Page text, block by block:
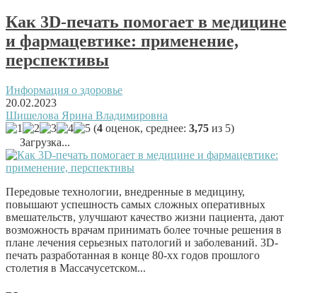
Как 3D-печать помогает в медицине
и фармацевтике: применение,
перспективы
Информация о здоровье
20.02.2023
Шишелова Ярина Владимировна
(4 оценок, среднее: 3,75 из 5)
Загрузка...
Передовые технологии, внедренные в медицину,
повышают успешность самых сложных оперативных
вмешательств, улучшают качество жизни пациента, дают
возможность врачам принимать более точные решения в
плане лечения серьезных патологий и заболеваний. 3D-
печать разработанная в конце 80-хх годов прошлого
столетия в Массачусетском...